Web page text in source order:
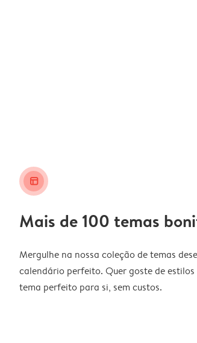
layout_alt
Mais de 100 temas
Mergulhe na nossa coleção de temas
calendário perfeito. Quer goste de
tema perfeito para si, sem custos.